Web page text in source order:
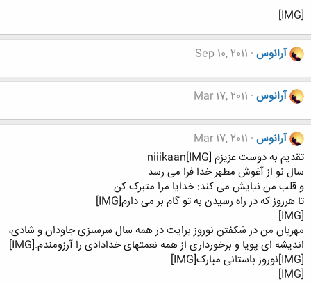
[IMG]
آرانوس Sep 10, 2011
آرانوس Mar 17, 2011
آرانوس Mar 17, 2011
تقدیم به دوست عزیزم niiikaan[IMG]
سال نو از آغوش مطهر خدا فرا می رسد
و قلب من نیایش می کند: خدایا مرا متبرک کن
تا هرروز که در راه رسیدن به تو گام بر می دارم[IMG]
[IMG]
مهربان من در شکفتن نوروز برایت در همه سال سرسبزی جاودان و شادی،
اندیشه ای پویا و برخورداری از همه نعمتهای خدادادی را آرزومندم.[IMG]
[IMG]نوروز باستانی مبارک[IMG]
[IMG]